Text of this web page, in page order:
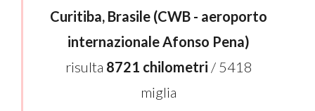
Curitiba, Brasile (CWB - aeroporto
internazionale Afonso Pena)
risulta 8721 chilometri / 5418
miglia